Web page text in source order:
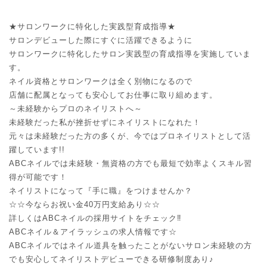
★サロンワークに特化した実践型育成指導★
サロンデビューした際にすぐに活躍できるように
サロンワークに特化したサロン実践型の育成指導を実施していま
す。
ネイル資格とサロンワークは全く別物になるので
店舗に配属となっても安心してお仕事に取り組めます。
～未経験からプロのネイリストへ～
未経験だった私が挫折せずにネイリストになれた！
元々は未経験だった方の多くが、今ではプロネイリストとして活
躍しています!!
ABCネイルでは未経験・無資格の方でも最短で効率よくスキル習
得が可能です！
ネイリストになって『手に職』をつけませんか？
☆☆今ならお祝い金40万円支給あり☆☆
詳しくはABCネイルの採用サイトをチェック‼︎
ABCネイル＆アイラッシュの求人情報です☆
ABCネイルではネイル道具を触ったことがないサロン未経験の方
でも安心してネイリストデビューできる研修制度あり♪